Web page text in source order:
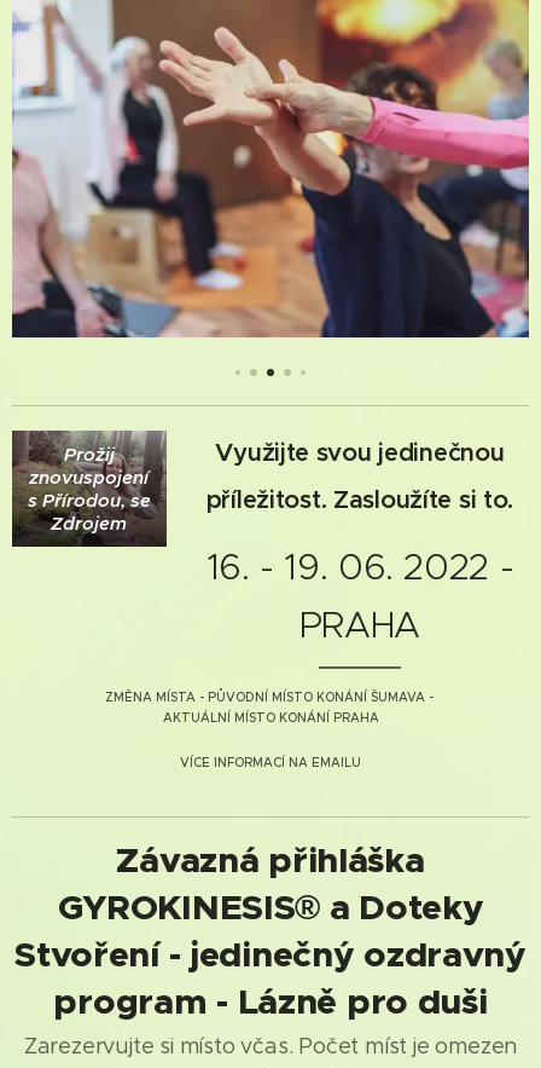
Prožij
znovuspojení
s Přírodou, se
Zdrojem
Využijte svou jedinečnou
příležitost. Zasloužíte si to.
16. - 19. 06. 2022 -
PRAHA
ZMĚNA MÍSTA - PŮVODNÍ MÍSTO KONÁNÍ ŠUMAVA -
AKTUÁLNÍ MÍSTO KONÁNÍ PRAHA
VÍCE INFORMACÍ NA EMAILU
Závazná přihláška
GYROKINESIS® a Doteky
Stvoření - jedinečný ozdravný
program - Lázně pro duši
Zarezervujte si místo včas. Počet míst je omezen